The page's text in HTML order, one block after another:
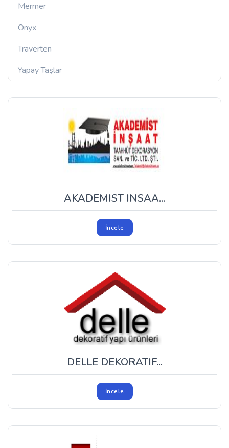
Mermer
Onyx
Traverten
Yapay Taşlar
AKADEMIST INSAA...
İncele
DELLE DEKORATIF...
İncele